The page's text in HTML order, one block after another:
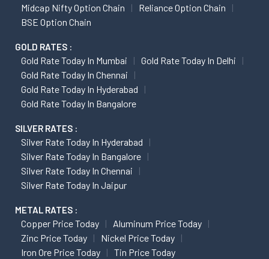
Midcap Nifty Option Chain
Reliance Option Chain
BSE Option Chain
GOLD RATES :
Gold Rate Today In Mumbai
Gold Rate Today In Delhi
Gold Rate Today In Chennai
Gold Rate Today In Hyderabad
Gold Rate Today In Bangalore
SILVER RATES :
Silver Rate Today In Hyderabad
Silver Rate Today In Bangalore
Silver Rate Today In Chennai
Silver Rate Today In Jaipur
METAL RATES :
Copper Price Today
Aluminum Price Today
Zinc Price Today
Nickel Price Today
Iron Ore Price Today
Tin Price Today